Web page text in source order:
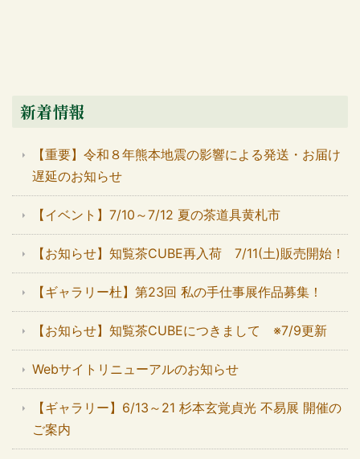
新着情報
【重要】令和８年熊本地震の影響による発送・お届け
遅延のお知らせ
【イベント】7/10～7/12 夏の茶道具黄札市
【お知らせ】知覧茶CUBE再入荷 7/11(土)販売開始！
【ギャラリー杜】第23回 私の手仕事展作品募集！
【お知らせ】知覧茶CUBEにつきまして ※7/9更新
Webサイトリニューアルのお知らせ
【ギャラリー】6/13～21 杉本玄覚貞光 不易展 開催の
ご案内